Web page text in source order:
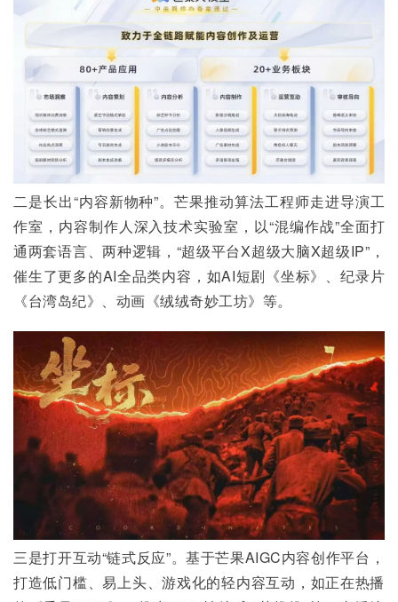
二是长出“内容新物种”。芒果推动算法工程师走进导演工
作室，内容制作人深入技术实验室，以“混编作战”全面打
通两套语言、两种逻辑，“超级平台X超级大脑X超级IP”，
催生了更多的AI全品类内容，如AI短剧《坐标》、纪录片
《台湾岛纪》、动画《绒绒奇妙工坊》等。
三是打开互动“链式反应”。基于芒果AIGC内容创作平台，
打造低门槛、易上头、游戏化的轻内容互动，如正在热播